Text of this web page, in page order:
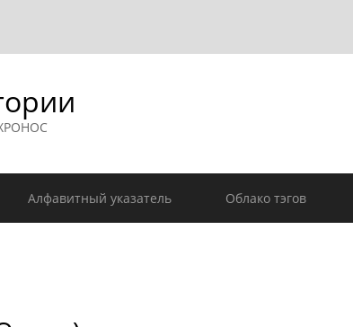
Алфавитный указатель Облако тэгов